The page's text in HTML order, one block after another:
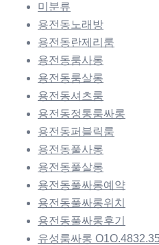
미분류
용전동노래방
용전동란제리룸
용전동룸사롱
용전동룸살롱
용전동셔츠룸
용전동정통룸싸롱
용전동퍼블릭룸
용전동풀사롱
용전동풀살롱
용전동풀싸롱예약
용전동풀싸롱위치
용전동풀싸롱후기
유성룸싸롱